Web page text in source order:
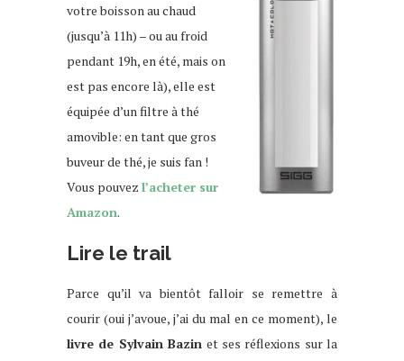
votre boisson au chaud
(jusqu’à 11h) – ou au froid
pendant 19h, en été, mais on
est pas encore là), elle est
équipée d’un filtre à thé
amovible: en tant que gros
buveur de thé, je suis fan !
Vous pouvez l’acheter sur
Amazon.
Lire le trail
Parce qu’il va bientôt falloir se remettre à
courir (oui j’avoue, j’ai du mal en ce moment), le
livre de Sylvain Bazin et ses réflexions sur la